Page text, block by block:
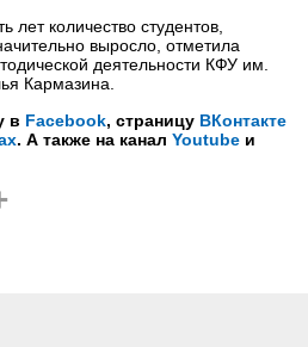
лет количество студентов,
выросло, отметила
деятельности КФУ им.
Кармазина.
в Facebook, страницу ВКонтакте
. А также на канал Youtube и